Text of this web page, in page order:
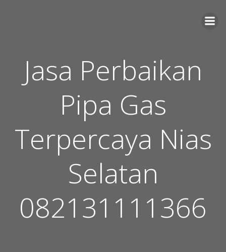
Jasa Perbaikan
Pipa Gas
Terpercaya Nias
Selatan
082131111366